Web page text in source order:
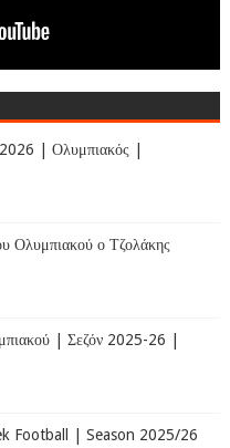
| Ολυμπιακός |
Ολυμπιακού ο Τζολάκης
| Σεζόν 2025-26 |
Football | Season 2025/26